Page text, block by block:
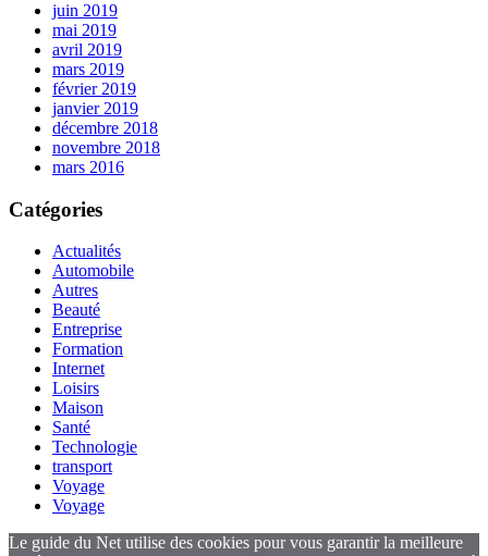
juin 2019
mai 2019
avril 2019
mars 2019
février 2019
janvier 2019
décembre 2018
novembre 2018
mars 2016
Catégories
Actualités
Automobile
Autres
Beauté
Entreprise
Formation
Internet
Loisirs
Maison
Santé
Technologie
transport
Voyage
Voyage
Le guide du Net utilise des cookies pour vous garantir la meilleure